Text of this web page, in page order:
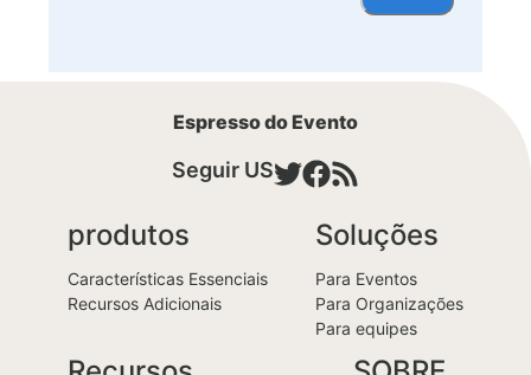
Espresso do Evento
Seguir US
produtos
Características Essenciais
Recursos Adicionais
Soluções
Para Eventos
Para Organizações
Para equipes